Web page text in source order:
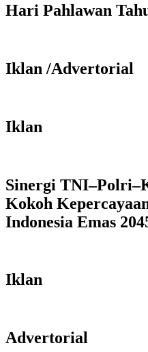
Hari Pahlawan
Iklan /Advertorial
Iklan
Sinergi
Kokoh
Indonesia Emas
Iklan
Advertorial